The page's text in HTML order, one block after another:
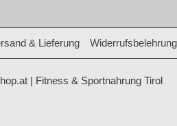
& Lieferung Widerrufsbelehrung
| Fitness & Sportnahrung Tirol